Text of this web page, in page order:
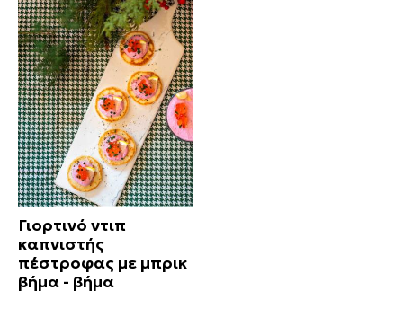
Γιορτινό ντιπ
καπνιστής
πέστροφας με μπρικ
βήμα - βήμα